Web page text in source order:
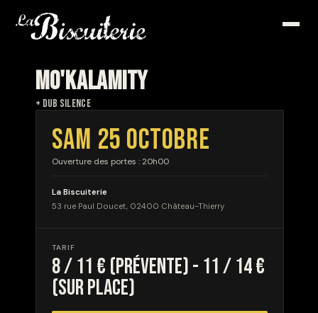
MO'KALAMITY
+ DUB SILENCE
SAM 25 OCTOBRE
Ouverture des portes : 20h00
La Biscuiterie
53 rue Paul Doucet, 02400 Château-Thierry
TARIF
8 / 11 € (prévente) - 11 / 14 €
(sur place)